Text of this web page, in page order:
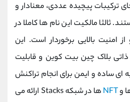
ترکیبات پیچیده عددی، معنادار و
ثالثا مالکیت این نام‌ ها کاملا در
از امنیت بالایی برخوردار است. این
بلاک چین بیت ‌کوین و قابلیت
‌ای ساده و ایمن برای انجام تراکنش
وNFT
ها در شبکه Stacks ارائه می